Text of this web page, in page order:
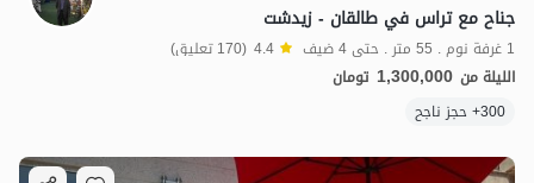
جناح مع تراس في طالقان - زيدشت
1 غرفة نوم . 55 متر . حتى 4 ضيف 4.4 (170 تعليق)
الليلة من 1,300,000 تومان
300+ حجز ناجح